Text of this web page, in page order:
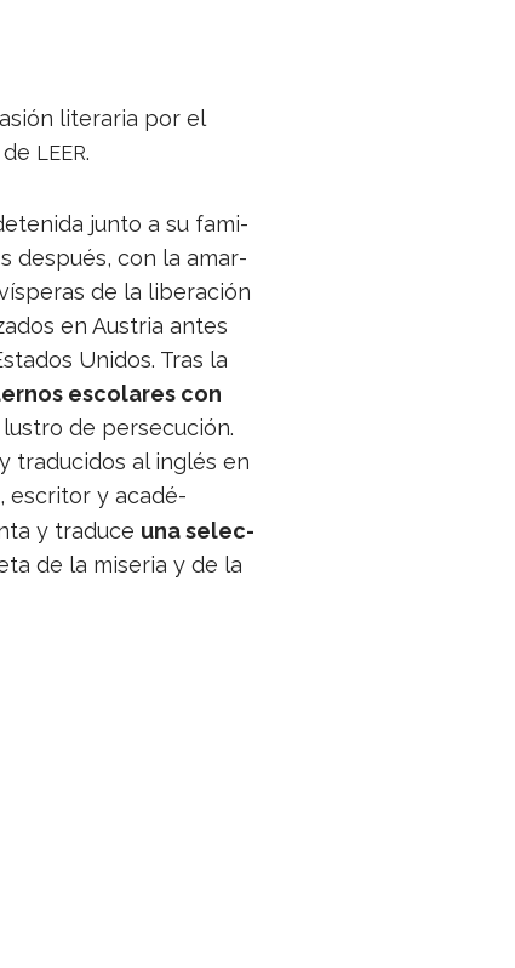
lite­ra­ria por el
LEER.
junto a su fami­
des­pués, con la amar­
de la libe­ra­ción
en Aus­tria antes
Uni­dos. Tras la
esco­la­res con
de per­se­cu­ción.
tra­du­ci­dos al inglés en
escri­tor y aca­dé­
y tra­duce una selec­
de la mise­ria y de la